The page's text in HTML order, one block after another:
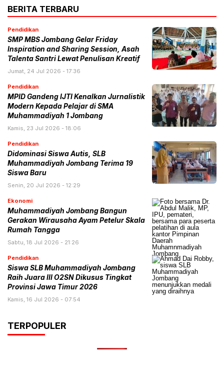
BERITA TERBARU
Pendidikan
SMP MBS Jombang Gelar Friday
Inspiration and Sharing Session, Asah
Talenta Santri Lewat Penulisan Kreatif
Jumat, 24 Jul 2026 - 17:36
Pendidikan
MPID Gandeng IJTI Kenalkan Jurnalistik
Modern Kepada Pelajar di SMA
Muhammadiyah 1 Jombang
Kamis, 23 Jul 2026 - 18:06
Pendidikan
Didominasi Siswa Autis, SLB
Muhammadiyah Jombang Terima 19
Siswa Baru
Senin, 20 Jul 2026 - 12:29
Ekonomi
Muhammadiyah Jombang Bangun
Gerakan Wirausaha Ayam Petelur Skala
Rumah Tangga
Sabtu, 18 Jul 2026 - 21:26
Pendidikan
Siswa SLB Muhammadiyah Jombang
Raih Juara III O2SN Dikusus Tingkat
Provinsi Jawa Timur 2026
Kamis, 16 Jul 2026 - 07:54
TERPOPULER